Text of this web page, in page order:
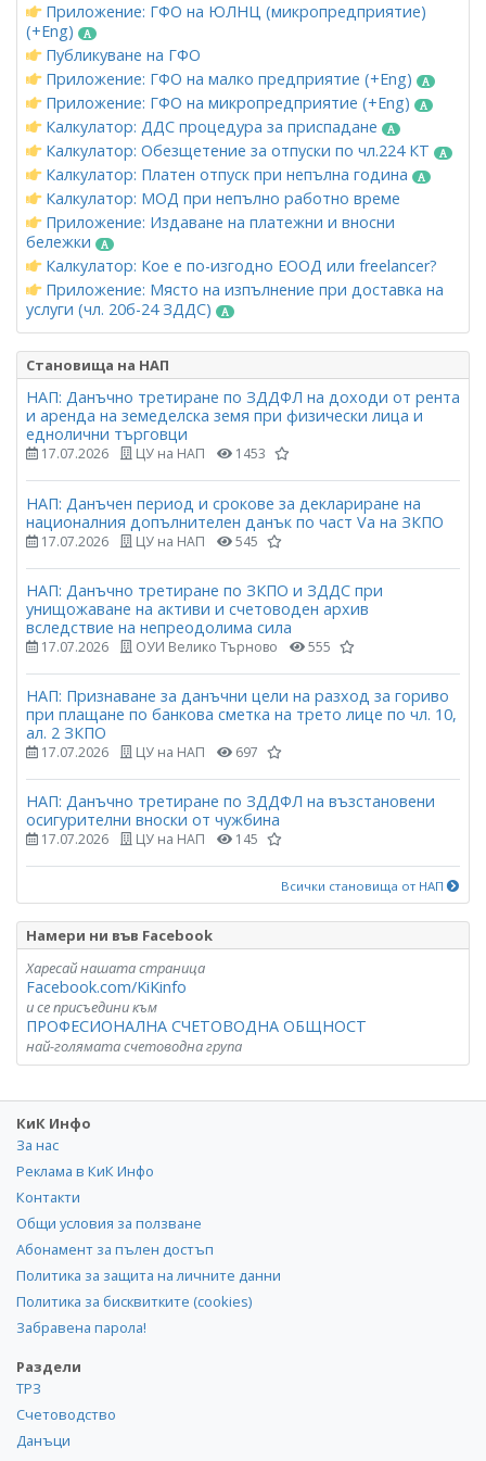
Приложение: ГФО на ЮЛНЦ (микропредприятие)
(+Eng)
Публикуване на ГФО
Приложение: ГФО на малко предприятие (+Eng)
Приложение: ГФО на микропредприятие (+Eng)
Калкулатор: ДДС процедура за приспадане
Калкулатор: Обезщетение за отпуски по чл.224 КТ
Калкулатор: Платен отпуск при непълна година
Калкулатор: МОД при непълно работно време
Приложение: Издаване на платежни и вносни
бележки
Калкулатор: Кое е по-изгодно ЕООД или freelancer?
Приложение: Място на изпълнение при доставка на
услуги (чл. 20б-24 ЗДДС)
Становища на НАП
НАП: Данъчно третиране по ЗДДФЛ на доходи от рента
и аренда на земеделска земя при физически лица и
еднолични търговци
17.07.2026 ЦУ на НАП 1453
НАП: Данъчен период и срокове за деклариране на
националния допълнителен данък по част Vа на ЗКПО
17.07.2026 ЦУ на НАП 545
НАП: Данъчно третиране по ЗКПО и ЗДДС при
унищожаване на активи и счетоводен архив
вследствие на непреодолима сила
17.07.2026 ОУИ Велико Търново 555
НАП: Признаване за данъчни цели на разход за гориво
при плащане по банкова сметка на трето лице по чл. 10,
ал. 2 ЗКПО
17.07.2026 ЦУ на НАП 697
НАП: Данъчно третиране по ЗДДФЛ на възстановени
осигурителни вноски от чужбина
17.07.2026 ЦУ на НАП 145
Всички становища от НАП
Намери ни във Facebook
Харесай нашата страница
Facebook.com/KiKinfo
и се присъедини към
ПРОФЕСИОНАЛНА СЧЕТОВОДНА ОБЩНОСТ
най-голямата счетоводна група
КиК Инфо
За нас
Реклама в КиК Инфо
Контакти
Общи условия за ползване
Абонамент за пълен достъп
Политика за защита на личните данни
Политика за бисквитките (cookies)
Забравена парола!
Раздели
ТРЗ
Счетоводство
Данъци